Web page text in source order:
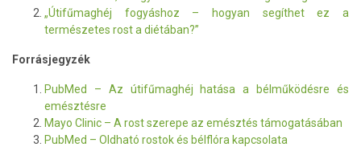
„Útifűmaghéj fogyáshoz – hogyan segíthet ez a
természetes rost a diétában?”
Forrásjegyzék
PubMed – Az útifűmaghéj hatása a bélműködésre és
emésztésre
Mayo Clinic – A rost szerepe az emésztés támogatásában
PubMed – Oldható rostok és bélflóra kapcsolata